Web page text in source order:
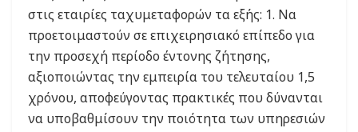
στις εταιρίες ταχυμεταφορών τα εξής: 1. Να
προετοιμαστούν σε επιχειρησιακό επίπεδο για
την προσεχή περίοδο έντονης ζήτησης,
αξιοποιώντας την εμπειρία του τελευταίου 1,5
χρόνου, αποφεύγοντας πρακτικές που δύνανται
να υποβαθμίσουν την ποιότητα των υπηρεσιών